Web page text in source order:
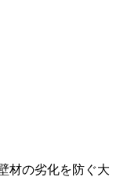
材の劣化を防ぐ大